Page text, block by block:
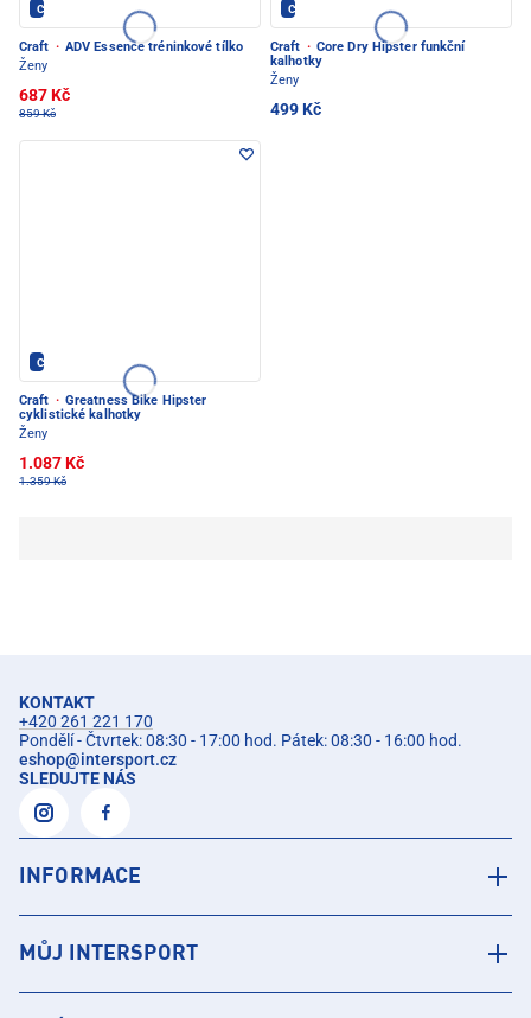
CRAFT - PEC POD SNĚŽKOU
Craft · ADV Essence tréninkové tílko
Ženy
687 Kč
859 Kč
CRAFT - PEC POD SNĚŽKOU
Craft · Core Dry Hipster funkční
kalhotky
Ženy
499 Kč
CRAFT - PEC POD SNĚŽKOU
Craft · Greatness Bike Hipster
cyklistické kalhotky
Ženy
1.087 Kč
1.359 Kč
KONTAKT
+420 261 221 170
Pondělí - Čtvrtek: 08:30 - 17:00 hod. Pátek: 08:30 - 16:00 hod.
eshop@intersport.cz
SLEDUJTE NÁS
INFORMACE
MŮJ INTERSPORT